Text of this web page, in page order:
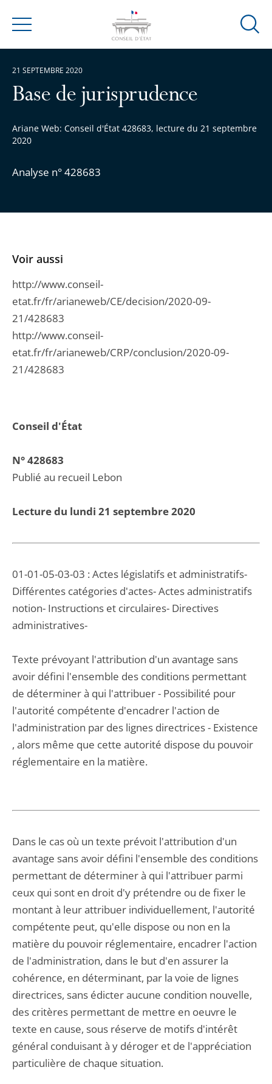
Menu
Ouvrir
Base de jurisprudence
Ariane Web: Conseil d'État 428683, lecture du 21 septembre
2020
Analyse n° 428683
21 SEPTEMBRE 2020
Conseil d'État
N° 428683
Publié au recueil Lebon
Lecture du lundi 21 septembre 2020
01-01-05-03-03 : Actes législatifs et administratifs-
Différentes catégories d'actes- Actes administratifs
notion- Instructions et circulaires- Directives
administratives-
Texte prévoyant l'attribution d'un avantage sans
avoir défini l'ensemble des conditions permettant
de déterminer à qui l'attribuer - Possibilité pour
l'autorité compétente d'encadrer l'action de
l'administration par des lignes directrices - Existence
, alors même que cette autorité dispose du pouvoir
réglementaire en la matière.
Dans le cas où un texte prévoit l'attribution d'un
avantage sans avoir défini l'ensemble des conditions
permettant de déterminer à qui l'attribuer parmi
ceux qui sont en droit d'y prétendre ou de fixer le
montant à leur attribuer individuellement, l'autorité
compétente peut, qu'elle dispose ou non en la
matière du pouvoir réglementaire, encadrer l'action
de l'administration, dans le but d'en assurer la
cohérence, en déterminant, par la voie de lignes
directrices, sans édicter aucune condition nouvelle,
des critères permettant de mettre en oeuvre le
texte en cause, sous réserve de motifs d'intérêt
général conduisant à y déroger et de l'appréciation
particulière de chaque situation.
Voir aussi
http://www.conseil-
etat.fr/fr/arianeweb/CE/decision/2020-09-
21/428683
http://www.conseil-
etat.fr/fr/arianeweb/CRP/conclusion/2020-09-
21/428683